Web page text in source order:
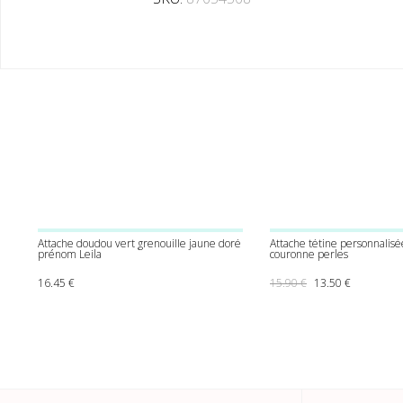
Attache doudou vert grenouille jaune doré
prénom Leila
16.45 €
Attache tétine
couronne perles
15.90€ Le prix initial était :
13.50 €Le prix